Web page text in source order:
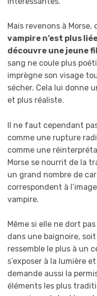
Mais revenons à
vampire n’est plus
découvre une jeune
sang ne coule plus
imprègne son visage
sécher. Cela lui donne
et plus réaliste.
Il ne faut cependant
comme une rupture
comme une
Morse se nourrit de la
un grand nombre de
correspondent à
vampire.
Même si elle ne dort
dans une baignoire,
ressemble le plus à un
s’exposer à la lumière
demande aussi la
éléments les plus